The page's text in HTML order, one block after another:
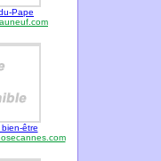
Pape
être